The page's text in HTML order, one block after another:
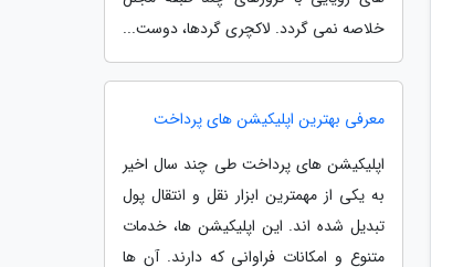
خلاصه نمی گردد. لاکچری گردها، دوست...
معرفی بهترین اپلیکیشن های پرداخت
اپلیکیشن های پرداخت طی چند سال اخیر
به یکی از مهمترین ابزار نقل و انتقال پول
تبدیل شده اند. این اپلیکیشن ها، خدمات
متنوع و امکانات فراوانی که دارند. آن ها